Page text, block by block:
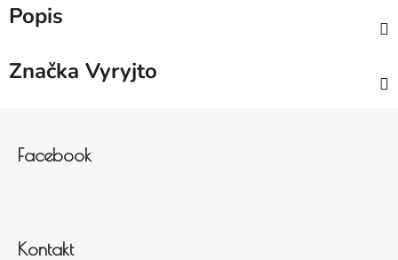
Popis
Značka Vyryjto
Facebook
Kontakt